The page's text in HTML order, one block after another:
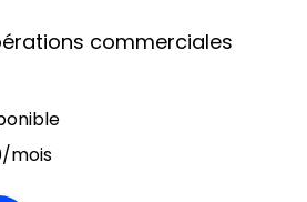
commerciales
mois